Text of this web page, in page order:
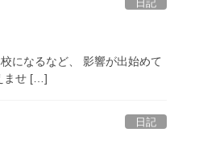
日記
になるなど、 影響が出始めて
ませ […]
日記